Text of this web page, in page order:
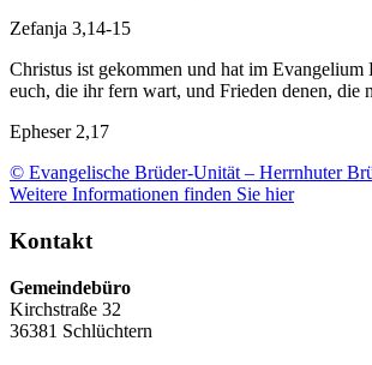
Zefanja 3,14-15
Christus ist gekommen und hat im Evangelium
euch, die ihr fern wart, und Frieden denen, die
Epheser 2,17
© Evangelische Brüder-Unität – Herrnhuter
Weitere Informationen finden Sie hier
Kontakt
Gemeindebüro
Kirchstraße 32
36381 Schlüchtern